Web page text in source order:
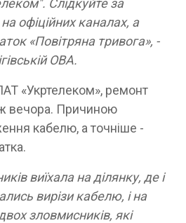
офіційних каналах, а
«Повітряна тривога», -
ОВА.
«Укртелеком», ремонт
вечора. Причиною
кабелю, а точніше -
виїхала на ділянку, де і
вирізи кабелю, і на
зловмисників, які